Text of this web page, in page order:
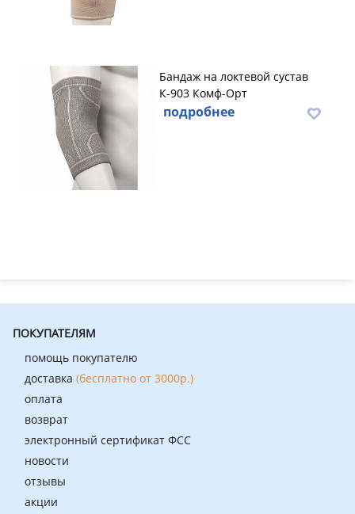
Бандаж на локтевой сустав
К-903 Комф-Орт
подробнее
ПОКУПАТЕЛЯМ
помощь покупателю
доставка (бесплатно от 3000р.)
оплата
возврат
электронный сертификат ФСС
новости
отзывы
акции